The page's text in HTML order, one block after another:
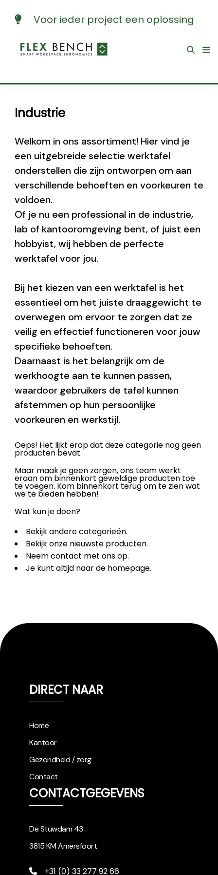
Voor ieder project een oplossing
Industrie
Welkom in ons assortiment! Hier vind je
een uitgebreide selectie werktafel
onderstellen die zijn ontworpen om aan
verschillende behoeften en voorkeuren te
voldoen.
Of je nu een professional in de industrie,
lab of kantooromgeving bent, of juist een
hobbyist, wij hebben de perfecte
werktafel voor jou.
Bij het kiezen van een werktafel is het
essentieel om het juiste draaggewicht te
overwegen om ervoor te zorgen dat ze
veilig en effectief functioneren voor jouw
specifieke behoeften.
Daarnaast is het belangrijk om de
werkhoogte aan te kunnen passen,
waardoor gebruikers de tafel kunnen
afstemmen op hun persoonlijke
voorkeuren en werkstijl.
Oeps! Het lijkt erop dat deze categorie nog geen
producten bevat.
Maar maak je geen zorgen, ons team werkt
eraan om binnenkort geweldige producten toe
te voegen. Kom binnenkort terug om te zien wat
we te bieden hebben!
Wat kun je doen?
Bekijk andere categorieën.
Bekijk onze nieuwste producten.
Neem contact met ons op.
Je kunt altijd naar de homepage.
DIRECT NAAR
Home
Kantoor
Gezondheid / zorg
Contact
CONTACTGEGEVENS
De Stuwdam 43
3815 KM Amersfoort
+31 (0) 33 277 92 66